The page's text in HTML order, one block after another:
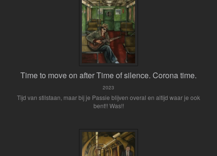
Time to move on after Time of silence. Corona time.
2023
Tijd van stilstaan, maar bij je Passie blijven overal en altijd waar je ook
bent!! Was!!